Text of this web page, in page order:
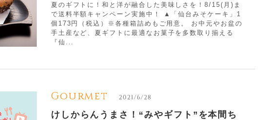
夏のギフトに！和と洋が融合した美味しさを！8/15(月)ま
で送料半額キャンペーン実施中！ ▲「仙台みそケーキ」1
個173円（税込）※各種箱詰めもご用意。 お中元やお盆の
手土産など、夏ギフトに最適なお菓子を多数取り揃える
『仙...
Gourmet 2021/6/28
けしからんうまさ！“みやギフト”を本間ち